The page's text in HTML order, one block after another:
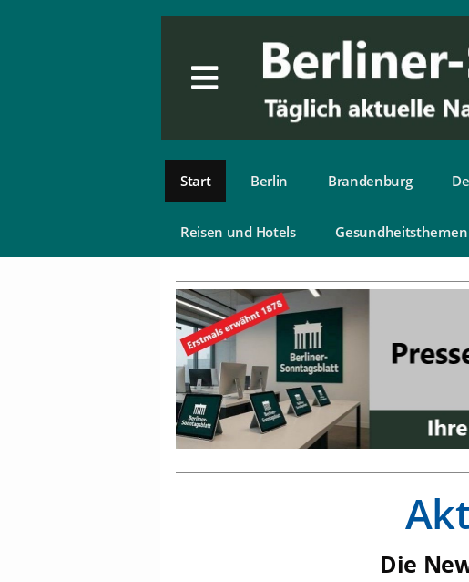
Start Berlin Brandenburg
Reisen und Hotels Gesundheitsthemen
Die